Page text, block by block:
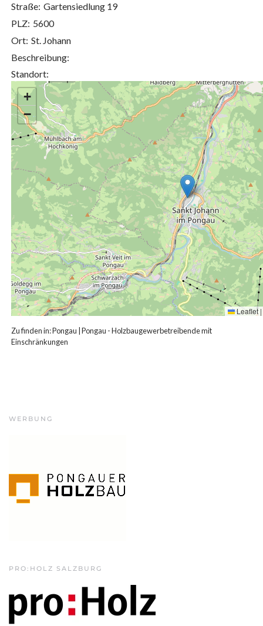
Straße: Gartensiedlung 19
PLZ: 5600
Ort: St. Johann
Beschreibung:
Standort:
+
−
Leaflet |
Zu finden in:Pongau Pongau - Holzbaugewerbetreibende mit
Einschränkungen
WERBUNG
PRO:HOLZ SALZBURG